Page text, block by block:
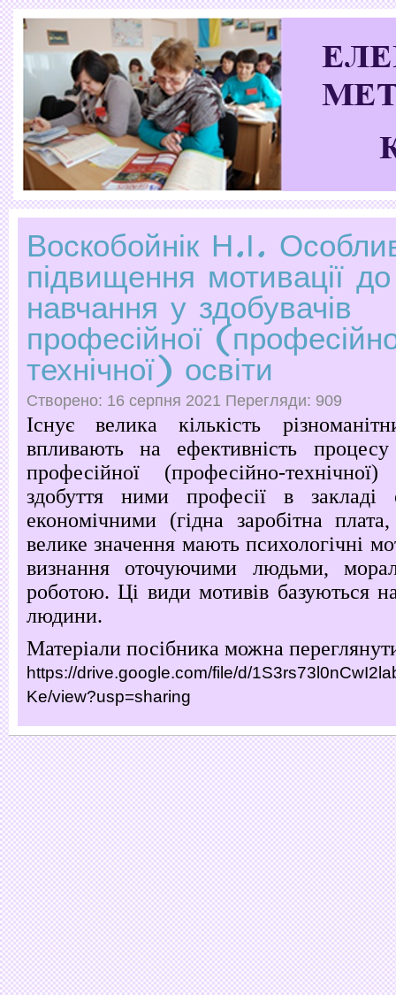
Воскобойнік Н.І.
підвищення мотивації до
навчання у здобувачів
професійної
технічної) освіти
Створено: 16 серпня 2021 Перегляди: 909
Існує велика кількість
впливають на ефективність процесу
професійної (професійно-
здобуття ними професії в
економічними (гідна заробітна
велике значення мають психологічні
визнання оточуючими людьми,
роботою. Ці види мотивів базуються
людини.
Матеріали посібника можна
https://drive.google.com/file/d/
Ke/view?usp=sharing